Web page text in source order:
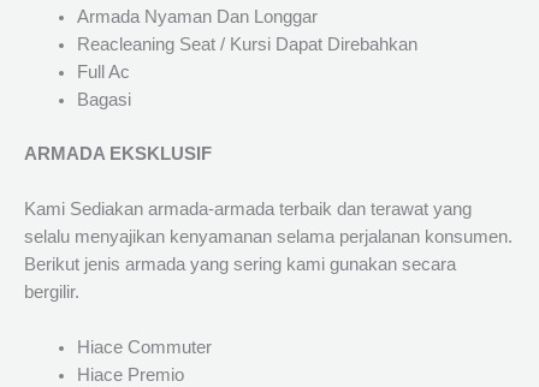
Armada Nyaman Dan Longgar
Reacleaning Seat / Kursi Dapat Direbahkan
Full Ac
Bagasi
ARMADA EKSKLUSIF
Kami Sediakan armada-armada terbaik dan terawat yang
selalu menyajikan kenyamanan selama perjalanan konsumen.
Berikut jenis armada yang sering kami gunakan secara
bergilir.
Hiace Commuter
Hiace Premio